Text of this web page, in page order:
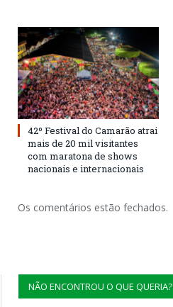
42º Festival do Camarão atrai
mais de 20 mil visitantes
com maratona de shows
nacionais e internacionais
Os comentários estão fechados.
NÃO ENCONTROU O QUE QUERIA?